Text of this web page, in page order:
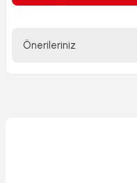
Önerileriniz